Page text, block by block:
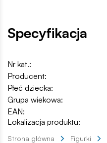
Specyfikacja
Nr kat.:
Producent:
Płeć dziecka:
Grupa wiekowa:
EAN:
Lokalizacja produktu:
Strona główna Figurki